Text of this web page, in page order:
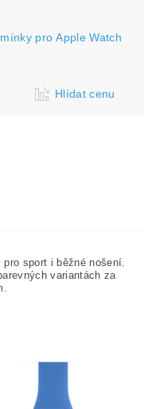
pro Apple Watch
Hlídat cenu
sport i běžné nošení.
variantách za